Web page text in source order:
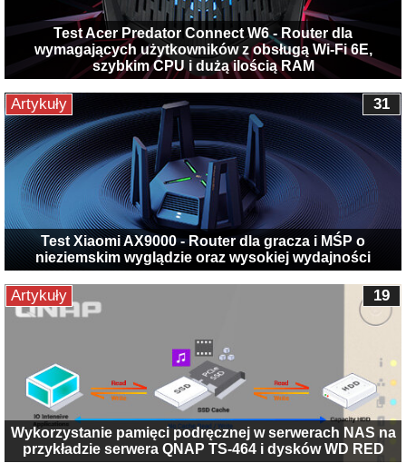
Test Acer Predator Connect W6 - Router dla
wymagających użytkowników z obsługą Wi-Fi 6E,
szybkim CPU i dużą ilością RAM
Test Xiaomi AX9000 - Router dla gracza i MŚP o
nieziemskim wyglądzie oraz wysokiej wydajności
31
Artykuły
Wykorzystanie pamięci podręcznej w serwerach NAS na
przykładzie serwera QNAP TS-464 i dysków WD RED
19
Artykuły